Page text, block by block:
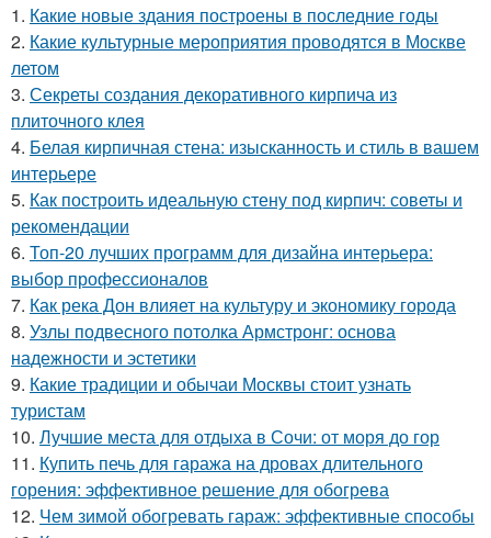
1. Какие новые здания построены в последние годы
2. Какие культурные мероприятия проводятся в Москве
летом
3. Секреты создания декоративного кирпича из
плиточного клея
4. Белая кирпичная стена: изысканность и стиль в вашем
интерьере
5. Как построить идеальную стену под кирпич: советы и
рекомендации
6. Топ-20 лучших программ для дизайна интерьера:
выбор профессионалов
7. Как река Дон влияет на культуру и экономику города
8. Узлы подвесного потолка Армстронг: основа
надежности и эстетики
9. Какие традиции и обычаи Москвы стоит узнать
туристам
10. Лучшие места для отдыха в Сочи: от моря до гор
11. Купить печь для гаража на дровах длительного
горения: эффективное решение для обогрева
12. Чем зимой обогревать гараж: эффективные способы